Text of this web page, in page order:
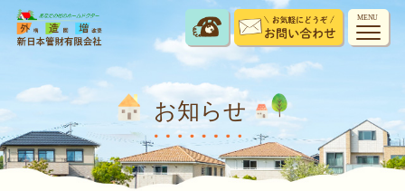
MENU
お知らせ